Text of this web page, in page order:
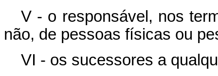
V - o responsável, nos
não, de pessoas físicas ou
VI - os sucessores a